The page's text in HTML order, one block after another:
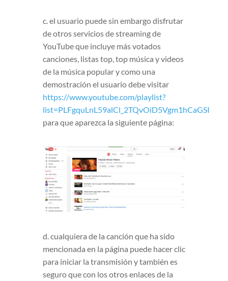
c. el usuario puede sin embargo disfrutar
de otros servicios de streaming de
YouTube que incluye más votados
canciones, listas top, top música y videos
de la música popular y como una
demostración el usuario debe visitar
https://www.youtube.com/playlist?
list=PLFgquLnL59alCl_2TQvOiD5Vgm1hCaGSI
para que aparezca la siguiente página:
d. cualquiera de la canción que ha sido
mencionada en la página puede hacer clic
para iniciar la transmisión y también es
seguro que con los otros enlaces de la